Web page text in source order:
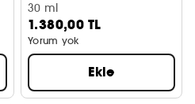
Dengeleyici & Arındırıcı
30 ml
1.380,00 TL
Yorum yok
Ekle